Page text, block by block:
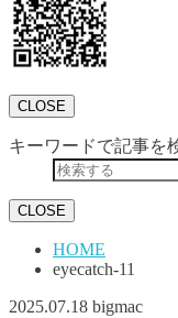
CLOSE
キーワードで記事を
CLOSE
HOME
eyecatch-11
2025.07.18 bigmac